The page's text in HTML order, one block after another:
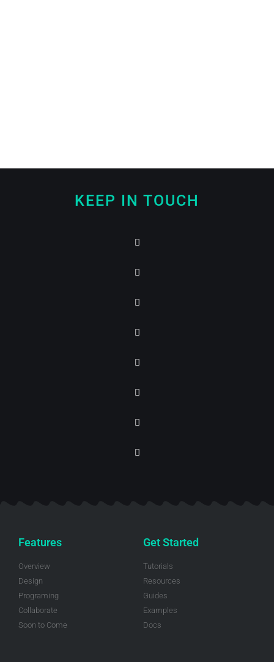
KEEP IN TOUCH
Features
Overview
Design
Programing
Collaborate
Soon to Come
Get Started
Tutorials
Resources
Guides
Examples
Docs